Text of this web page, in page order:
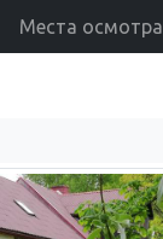
Места осмотра